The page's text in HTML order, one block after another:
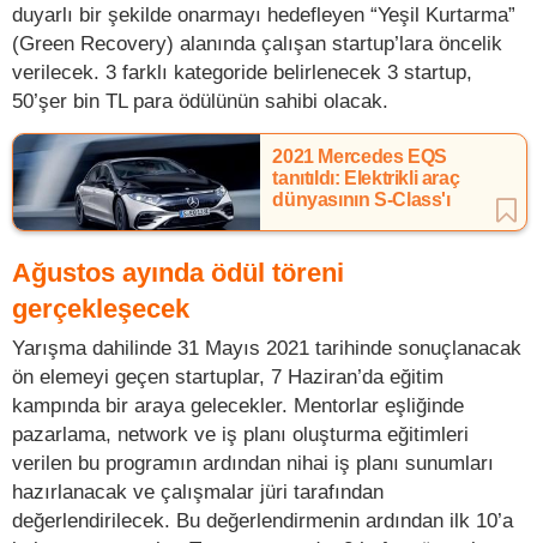
duyarlı bir şekilde onarmayı hedefleyen “Yeşil Kurtarma”
(Green Recovery) alanında çalışan startup’lara öncelik
verilecek. 3 farklı kategoride belirlenecek 3 startup,
50’şer bin TL para ödülünün sahibi olacak.
2021 Mercedes EQS
tanıtıldı: Elektrikli araç
dünyasının S-Class'ı
Ağustos ayında ödül töreni
gerçekleşecek
Yarışma dahilinde 31 Mayıs 2021 tarihinde sonuçlanacak
ön elemeyi geçen startuplar, 7 Haziran’da eğitim
kampında bir araya gelecekler. Mentorlar eşliğinde
pazarlama, network ve iş planı oluşturma eğitimleri
verilen bu programın ardından nihai iş planı sunumları
hazırlanacak ve çalışmalar jüri tarafından
değerlendirilecek. Bu değerlendirmenin ardından ilk 10’a